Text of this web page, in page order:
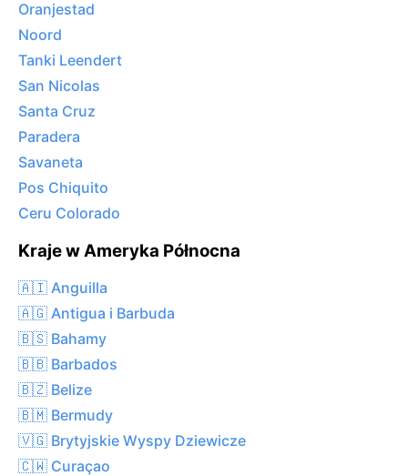
Oranjestad
Noord
Tanki Leendert
San Nicolas
Santa Cruz
Paradera
Savaneta
Pos Chiquito
Ceru Colorado
Kraje w Ameryka Północna
🇦🇮 Anguilla
🇦🇬 Antigua i Barbuda
🇧🇸 Bahamy
🇧🇧 Barbados
🇧🇿 Belize
🇧🇲 Bermudy
🇻🇬 Brytyjskie Wyspy Dziewicze
🇨🇼 Curaçao